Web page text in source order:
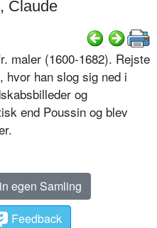
Claude
maler (1600-1682). Rejste
han slog sig ned i
og
end Poussin og blev
egen Samling
Feedback